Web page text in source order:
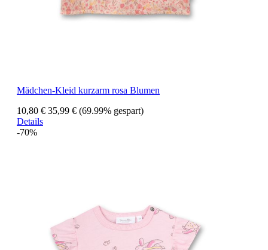
Mädchen-Kleid kurzarm rosa Blumen
10,80 € 35,99 € (69.99% gespart)
Details
-70%